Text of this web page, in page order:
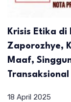
Krisis Etika di
Zaporozhye,
Maaf,
Transaksional
18 April 2025